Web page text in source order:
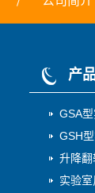
产
GSA型
GSH型
升降翻
实验室